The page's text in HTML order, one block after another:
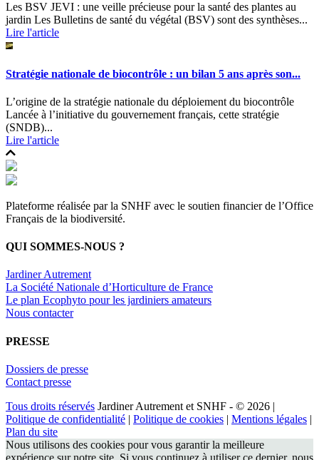
Les BSV JEVI : une veille précieuse pour la santé des plantes au
jardin Les Bulletins de santé du végétal (BSV) sont des synthèses...
Lire l'article
Stratégie nationale de biocontrôle : un bilan 5 ans après son...
L’origine de la stratégie nationale du déploiement du biocontrôle
Lancée à l’initiative du gouvernement français, cette stratégie
(SNDB)...
Lire l'article
Plateforme réalisée par la SNHF avec le soutien financier de l’Office
Français de la biodiversité.
QUI SOMMES-NOUS ?
Jardiner Autrement
La Société Nationale d’Horticulture de France
Le plan Ecophyto pour les jardiniers amateurs
Nous contacter
PRESSE
Dossiers de presse
Contact presse
Tous droits réservés Jardiner Autrement et SNHF - © 2026 |
Politique de confidentialité | Politique de cookies | Mentions légales |
Plan du site
Nous utilisons des cookies pour vous garantir la meilleure
expérience sur notre site. Si vous continuez à utiliser ce dernier, nous